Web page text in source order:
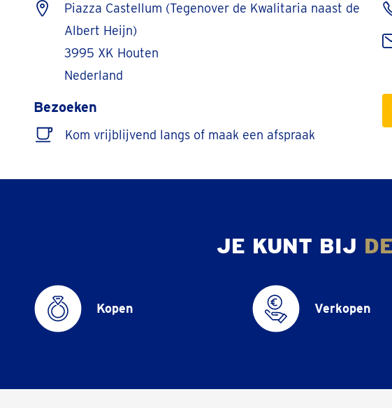
Piazza Castellum (Tegenover de Kwalitaria naast de
Albert Heijn)
3995 XK Houten
Nederland
Bezoeken
Kom vrijblijvend langs of maak een afspraak
JE KUNT BIJ
Kopen Verkopen